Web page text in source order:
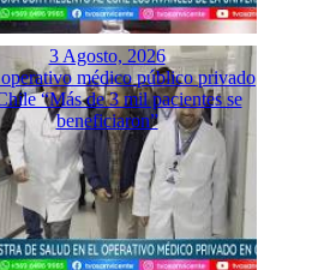
3 Agosto, 2026
médico público privado
“Más de 3 mil pacientes se
beneficiaron”